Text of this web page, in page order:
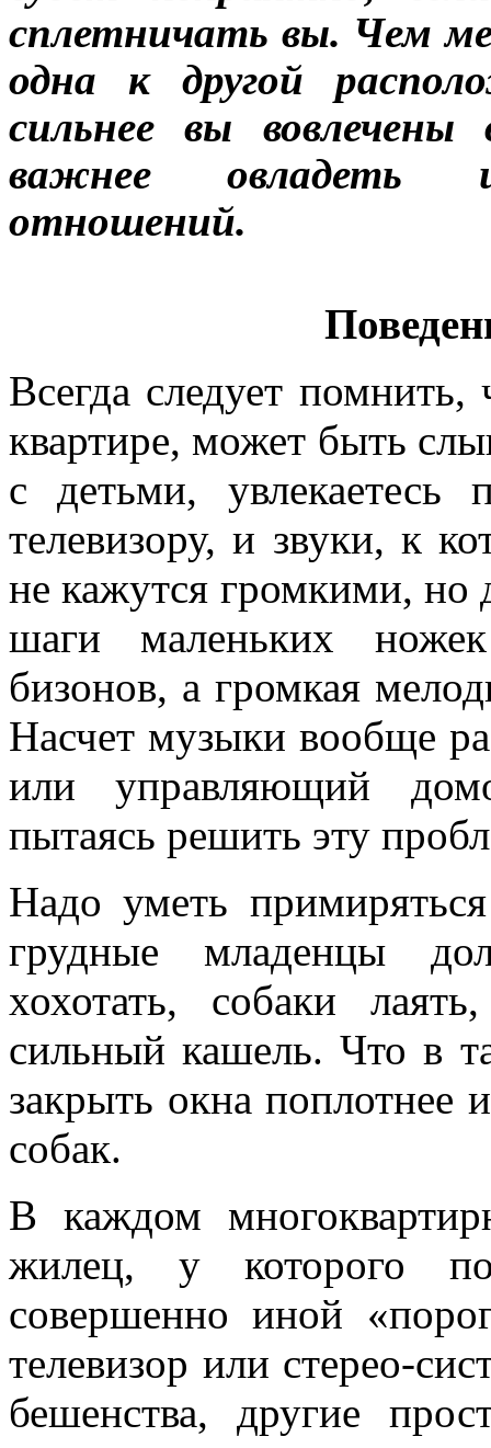
сплетничать вы. Чем
одна к другой
сильнее вы
важнее овладеть
отношений.
Всегда следует
квартире, может быть
с детьми,
телевизору, и звуки, к
не кажутся громкими, но
шаги маленьких
бизонов, а громкая
Насчет музыки вообще
или управляющий
пытаясь решить эту
Надо уметь
грудные младенцы
хохотать, собаки
сильный кашель. Что в
закрыть окна поплотнее
собак.
В каждом
жилец, у которого
совершенно иной
телевизор или стерео-
бешенства, другие